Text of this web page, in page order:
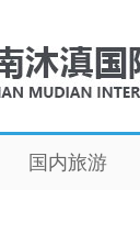
国内旅游